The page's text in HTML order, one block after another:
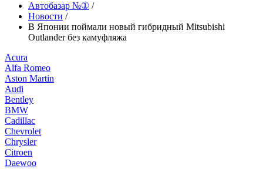
Автобазар №① /
Новости /
В Японии поймали новый гибридный Mitsubishi
Outlander без камуфляжа
Acura
Alfa Romeo
Aston Martin
Audi
Bentley
BMW
Cadillac
Chevrolet
Chrysler
Citroen
Daewoo